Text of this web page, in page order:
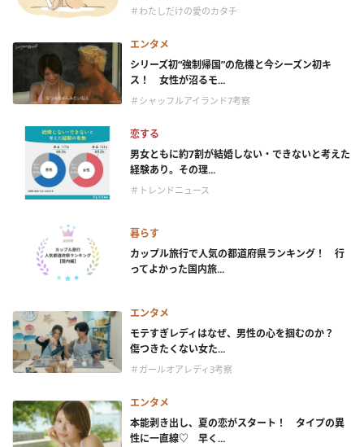
＃わたしだけの愛のカタチ
エンタメ
シリーズ初“強制帰国”の危機と今シーズン初キ
ス！ 女性が沼るモ...
＃シャッフルアイランド7考察
恋する
男女ともに約7割が結婚しない・できないと考えた
経験あり。その理...
＃トレンドニュース
暮らす
カップル旅行で人気の都道府県ランキング！ 行
ってよかった国内旅...
エンタメ
モテすぎレディはなぜ、男性の心を掴むのか？
傷つきたくない女た...
＃ガールオアレディ3考察
エンタメ
本能剥き出し、夏の恋がスタート！ タイプの異
性に一直線♡ 早く...